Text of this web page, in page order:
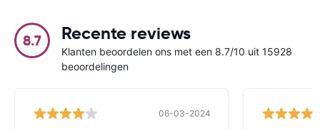
8.7 Recente reviews
Klanten beoordelen ons met een 8.7/10 uit 15928
beoordelingen
06-03-2024